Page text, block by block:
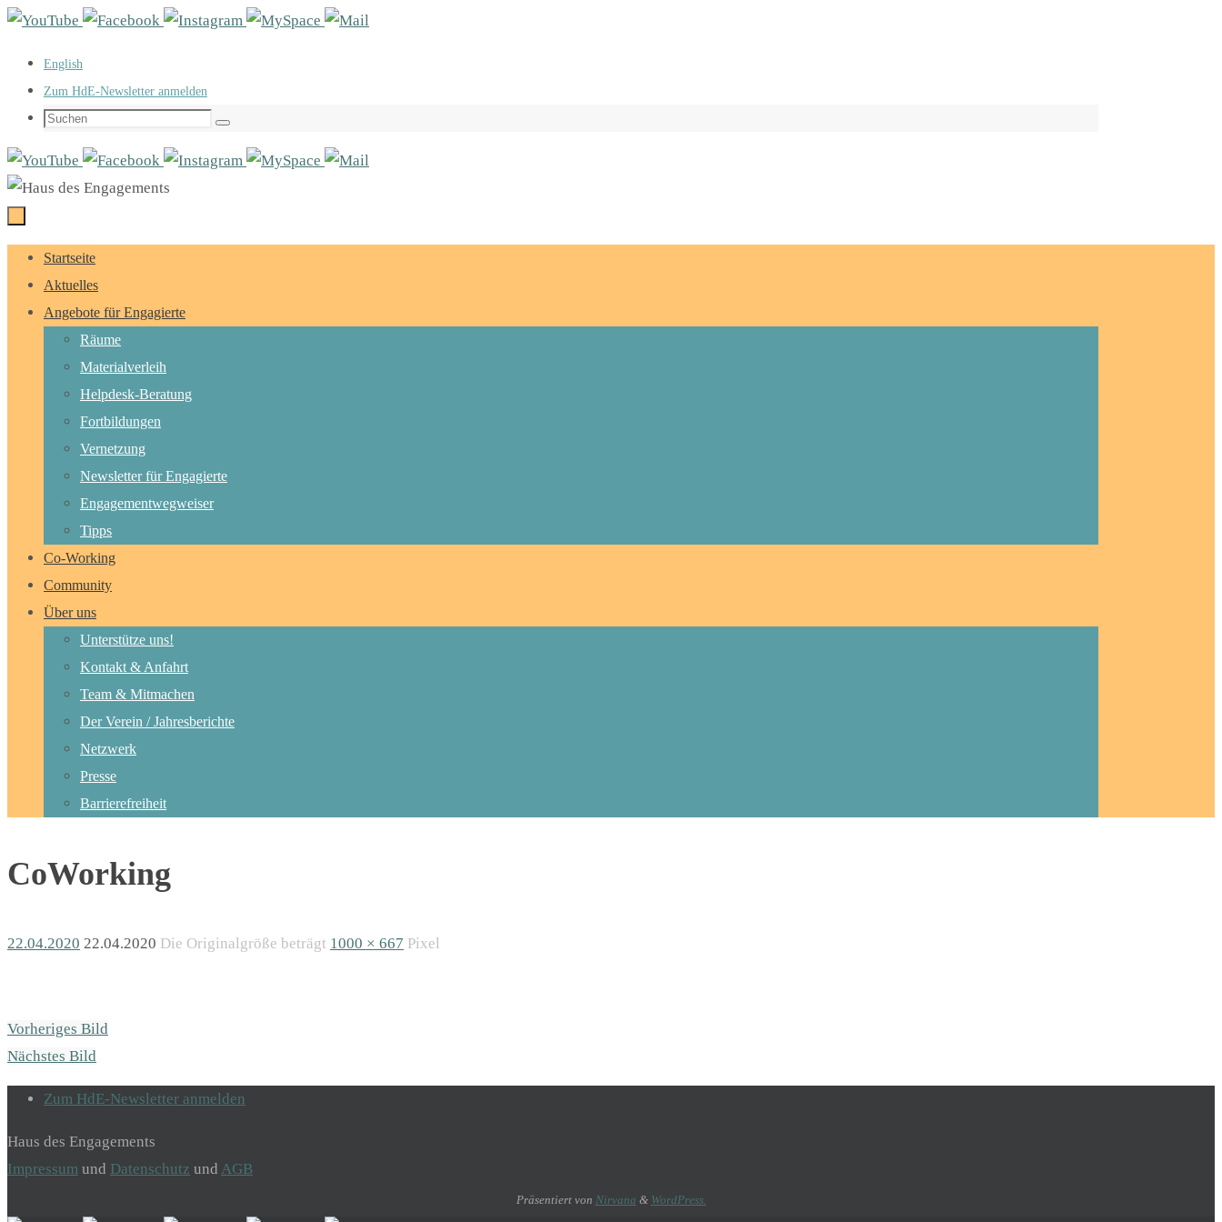
Zum
springen
English
Zum HdE-Newsletter anmelden
Suchen
Suchen
Zum
Inhalt
springen
Startseite
Aktuelles
Angebote für Engagierte
Räume
Materialverleih
Helpdesk-Beratung
Fortbildungen
Vernetzung
Newsletter für Engagierte
Engagementwegweiser
Tipps
Co-Working
Community
Über uns
Unterstütze uns!
Kontakt & Anfahrt
Team & Mitmachen
Der Verein / Jahresberichte
Netzwerk
Presse
Barrierefreiheit
CoWorking
22.04.2020 22.04.2020 Die Originalgröße beträgt 1000 × 667 Pixel
Vorheriges Bild
Nächstes Bild
Zum HdE-Newsletter anmelden
Haus des Engagements
Impressum und Datenschutz und AGB
Präsentiert von Nirvana & WordPress.